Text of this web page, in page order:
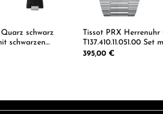
oder benutze die
schwarz
schwarzen
Gib den gewünschten
Tissot PRX
T137.410.11.051.00 Set
Lederband Krokooptik
Regulärer Preis:
395,00 €
Produkt